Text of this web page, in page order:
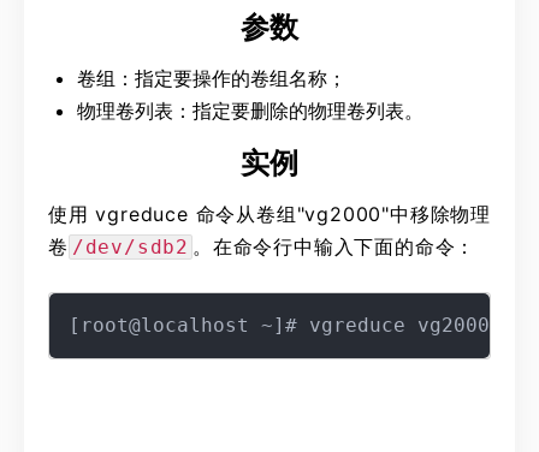
参数
卷组：指定要操作的卷组名称；
物理卷列表：指定要删除的物理卷列表。
实例
使用 vgreduce 命令从卷组"vg2000"中移除物理
卷 /dev/sdb2 。在命令行中输入下面的命令：